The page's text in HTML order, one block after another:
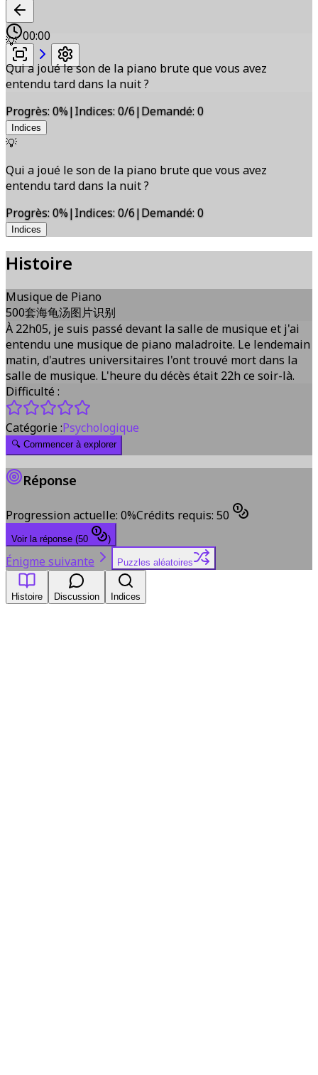
00:00
💡
Qui a joué le son de la piano brute que vous avez
entendu tard dans la nuit ?
Progrès:0%|Indices:0/6|Demandé:0
Indices
💡
Qui a joué le son de la piano brute que vous avez
entendu tard dans la nuit ?
Progrès:0%|Indices:0/6|Demandé:0
Indices
Histoire
Musique de Piano
500套海龟汤图片识别
À 22h05, je suis passé devant la salle de musique et j'ai
entendu une musique de piano maladroite. Le lendemain
matin, d'autres universitaires l'ont trouvé mort dans la
salle de musique. L'heure du décès était 22h ce soir-là.
Difficulté :
Catégorie :Psychologique
🔍 Commencer à explorer
Réponse
Progression actuelle: 0%Crédits requis: 50
Voir la réponse (50 )
Énigme suivante Puzzles aléatoires
Histoire Discussion Indices